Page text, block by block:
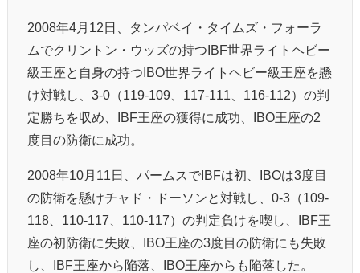
2008年4月12日、タンパベイ・タイムズ・フォーラ
ムでクリントン・ウッズの持つIBF世界ライトヘビー
級王座と自身の持つIBO世界ライトヘビー級王座を懸
け対戦し、3-0（119-109、117-111、116-112）の判
定勝ちを収め、IBF王座の獲得に成功、IBO王座の2
度目の防衛に成功。
2008年10月11日、パームスでIBFは初、IBOは3度目
の防衛を懸けチャド・ドーソンと対戦し、0-3（109-
118、110-117、110-117）の判定負けを喫し、IBF王
座の初防衛に失敗、IBO王座の3度目の防衛にも失敗
し、IBF王座から陥落、IBO王座からも陥落した。